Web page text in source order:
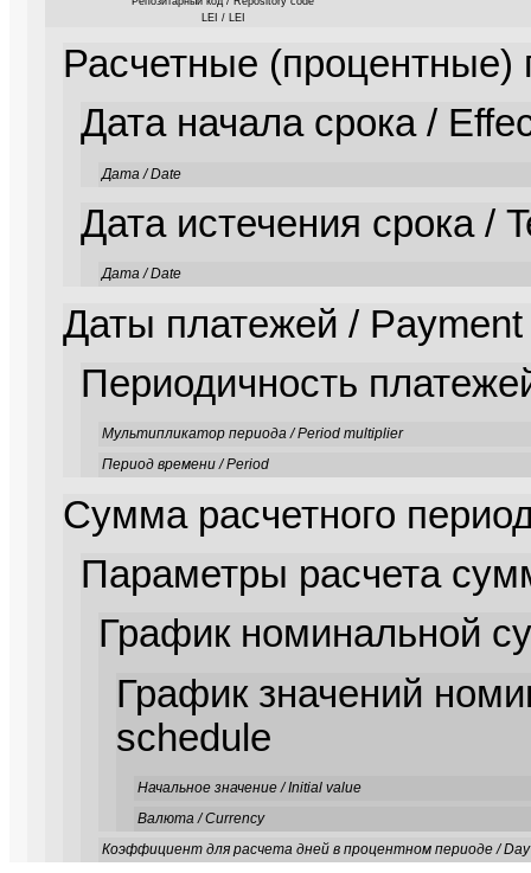
LEI / LEI
Расчетные
Дата начала срока /
Дата / Date
Дата истечения срока /
Дата / Date
Даты платежей /
Периодичность
Мультипликатор периода / Period multiplier
Период времени / Period
Сумма расчетного
Параметры расчета
График номинальной
График значений
schedule
Начальное значение / Initial value
Валюта / Currency
Коэффициент для расчета дней в процентном периоде / Day